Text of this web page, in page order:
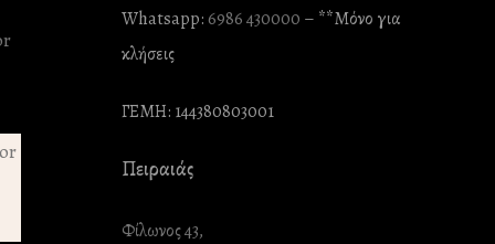
Whatsapp:6986 430000 – **Mόνο για
κλήσεις
ΓΕΜΗ: 144380803001
Πειραιάς
Φίλωνος 43,